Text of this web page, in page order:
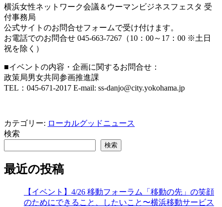
横浜女性ネットワーク会議＆ウーマンビジネスフェスタ 受
付事務局
公式サイトのお問合せフォームで受け付けます。
お電話でのお問合せ 045-663-7267（10：00～17：00 ※土日
祝を除く）
■イベントの内容・企画に関するお問合せ：
政策局男女共同参画推進課
TEL：045-671-2017 E-mail: ss-danjo@city.yokohama.jp
カテゴリー: ローカルグッドニュース
検索
検索
最近の投稿
【イベント】4/26 移動フォーラム「移動の先」の笑顔
のためにできること、したいこと〜横浜移動サービス